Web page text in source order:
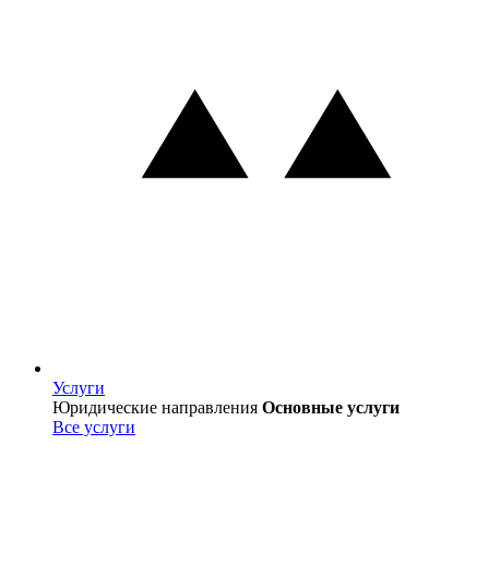
Услуги
Услуги
Юридические направления Основные услуги
Все услуги